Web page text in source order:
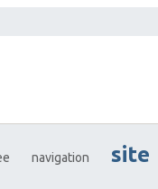
navigation site